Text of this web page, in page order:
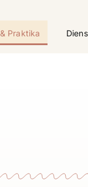
Praktika